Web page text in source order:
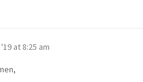
at 8:25 am